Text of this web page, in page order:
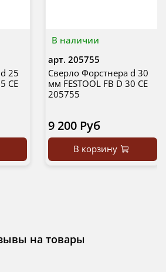
25
CE
В наличии
арт. 205755
Сверло Форстнера d 30
мм FESTOOL FB D 30 CE
205755
9 200 Руб
В корзину
на товары